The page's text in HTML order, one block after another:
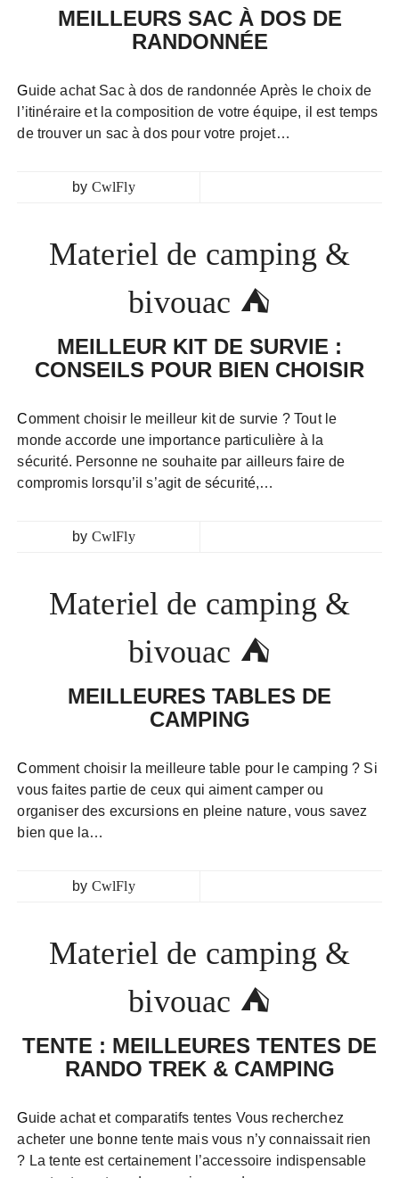
MEILLEURS SAC À DOS DE
RANDONNÉE
Guide achat Sac à dos de randonnée Après le choix de
l’itinéraire et la composition de votre équipe, il est temps
de trouver un sac à dos pour votre projet…
by CwlFly
Materiel de camping &
bivouac ⛺
MEILLEUR KIT DE SURVIE :
CONSEILS POUR BIEN CHOISIR
Comment choisir le meilleur kit de survie ? Tout le
monde accorde une importance particulière à la
sécurité. Personne ne souhaite par ailleurs faire de
compromis lorsqu’il s’agit de sécurité,…
by CwlFly
Materiel de camping &
bivouac ⛺
MEILLEURES TABLES DE
CAMPING
Comment choisir la meilleure table pour le camping ? Si
vous faites partie de ceux qui aiment camper ou
organiser des excursions en pleine nature, vous savez
bien que la…
by CwlFly
Materiel de camping &
bivouac ⛺
TENTE : MEILLEURES TENTES DE
RANDO TREK & CAMPING
Guide achat et comparatifs tentes Vous recherchez
acheter une bonne tente mais vous n’y connaissait rien
? La tente est certainement l’accessoire indispensable